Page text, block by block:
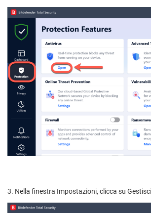
3. Nella finestra Impostazioni, clicca su